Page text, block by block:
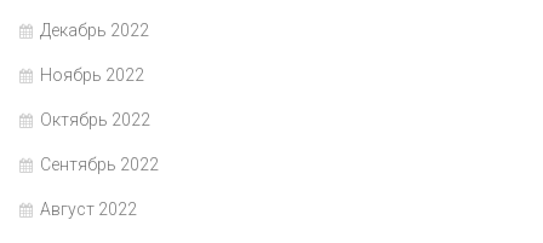
Декабрь 2022
Ноябрь 2022
Октябрь 2022
Сентябрь 2022
Август 2022